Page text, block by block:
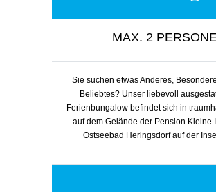
MAX. 2
Sie suchen etwas Anderes,
Beliebtes? Unser liebevoll
Ferienbungalow befindet sich in
auf dem Gelände der Pension Kleine
Ostseebad Heringsdorf auf der